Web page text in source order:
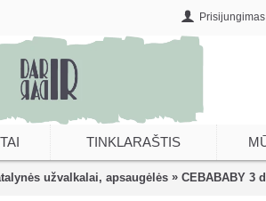
TINKLARAŠTIS
užvalkalai, apsaugėlės » CEBABABY 3